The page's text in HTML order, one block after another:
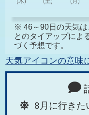
※ 46～90日の天気は
とのタイアップによ
づく予想です。
天気アイコンの意味
8月に行きた